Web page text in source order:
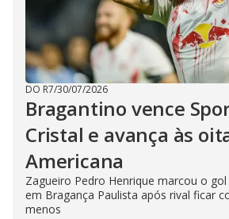
DO R7/30/07/2026
Bragantino vence
Cristal e avança às
Americana
Zagueiro Pedro Henrique marcou o
em Bragança Paulista após rival ficar
menos